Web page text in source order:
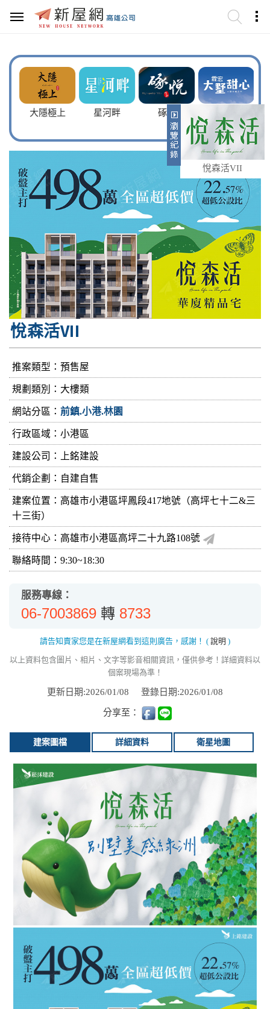
悅森活VII
大隱極上 星河畔 硺悦
悅森活VII
推案類型：預售屋
規劃類別：大樓類
網站分區： 前鎮.小港.林園
行政區域：小港區
建設公司： 上銘建設
代銷企劃：自建自售
建案位置：高雄市小港區坪鳳段417地號（高坪七十二&三
十三街）
接待中心：高雄市小港區高坪二十九路108號
聯絡時間：9:30~18:30
服務專線：
06-7003869 轉 8733
請告知賣家您是在新屋網看到這則廣告，感謝！ ( 說明 )
以上資料包含圖片、相片、文字等影音相關資訊，僅供參考！詳細資料以
個案現場為準！
更新日期:2026/01/08 登錄日期:2026/01/08
分享至：
建案圖檔 詳細資料 衛星地圖